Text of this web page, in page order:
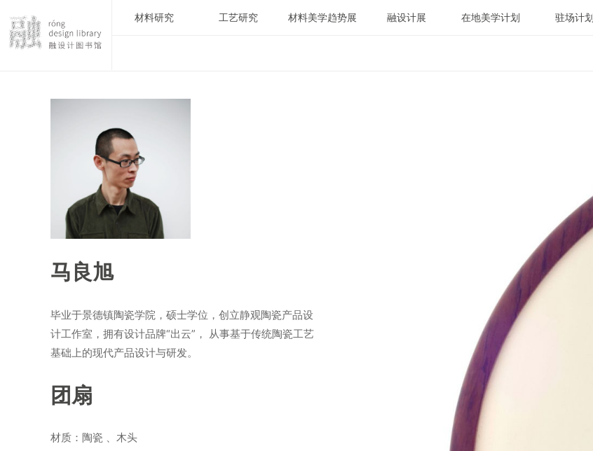
材料研究 工艺研究 材料美学趋势展 融设计展 在地美学计划 驻场计划
马良旭
毕业于景德镇陶瓷学院，硕士学位，创立静观陶瓷产品设
计工作室，拥有设计品牌“出云”， 从事基于传统陶瓷工艺
基础上的现代产品设计与研发。
团扇
材质：陶瓷 、木头